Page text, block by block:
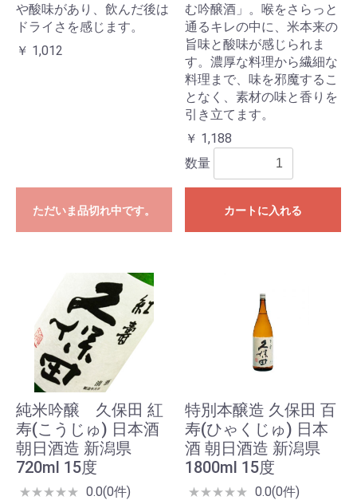
や酸味があり、飲んだ後は
ドライさを感じます。
￥ 1,012
ただいま品切れ中です。
む吟醸酒」。喉をさらっと
通るキレの中に、米本来の
旨味と酸味が感じられま
す。濃厚な料理から繊細な
料理まで、味を邪魔するこ
となく、素材の味と香りを
引き立てます。
￥ 1,188
数量
カートに入れる
純米吟醸 久保田 紅
寿(こうじゅ) 日本酒
朝日酒造 新潟県
720ml 15度
★★★★★ 0.0(0件)
特別本醸造 久保田 百
寿(ひゃくじゅ) 日本
酒 朝日酒造 新潟県
1800ml 15度
★★★★★ 0.0(0件)